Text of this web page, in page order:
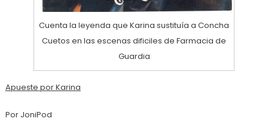
Cuenta la leyenda que Karina sustituía a Concha
Cuetos en las escenas dificiles de Farmacia de
Guardia
Apueste por Karina
Por JoniPod